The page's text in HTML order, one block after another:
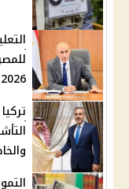
2026